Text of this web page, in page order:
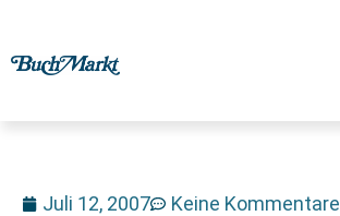
Juli 12, 2007 Keine Kommentare